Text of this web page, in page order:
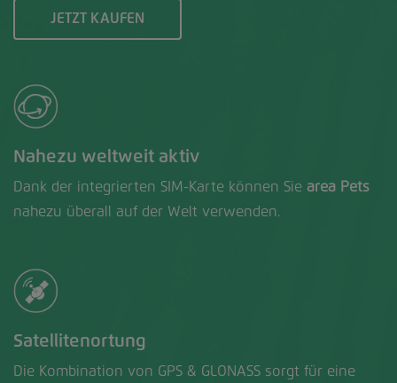
JETZT KAUFEN
Nahezu weltweit aktiv
Dank der integrierten SIM-Karte können Sie area Pets
nahezu überall auf der Welt verwenden.
Satellitenortung
Die Kombination von GPS & GLONASS sorgt für eine